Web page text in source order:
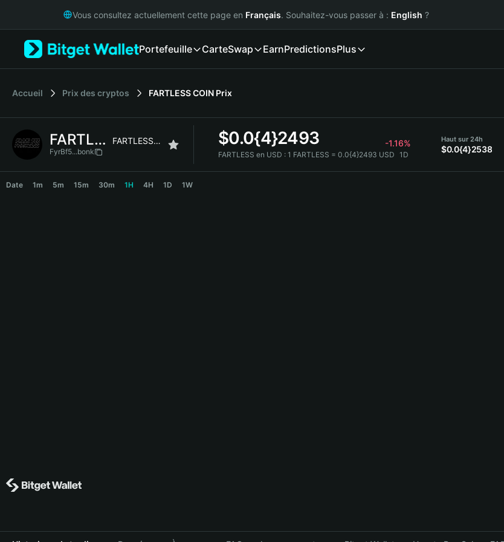
Русский
Italiano
简体中文
Bahasa Indonesia
Vous consultez actuellement cette page en Français. Souhaitez-vous passer à : English ?
Portefeuille CarteSwap EarnPredictionsPlus
Accueil Prix des cryptos FARTLESS COIN Prix
FARTLESS FARTLESS COIN
FyrBf5...bonk
$0.0{4}2493 -1.16%
FARTLESS en USD : 1 FARTLESS = 0.0{4}2493 USD 1D
Haut sur 24h
$0.0{4}2538
Date 1m 5m 15m 30m 1H 4H 1D 1W